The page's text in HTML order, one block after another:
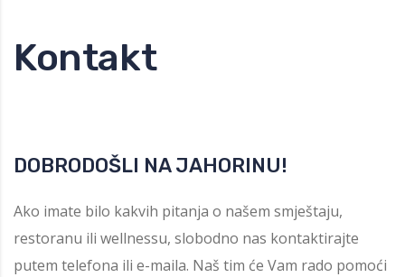
Kontakt
DOBRODOŠLI NA JAHORINU!
Ako imate bilo kakvih pitanja o našem smještaju,
restoranu ili wellnessu, slobodno nas kontaktirajte
putem telefona ili e-maila. Naš tim će Vam rado pomoći